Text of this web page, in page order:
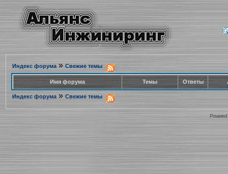
Индекс форума» Свежие темы
Имя форума Темы Ответы
Индекс форума » Свежие темы